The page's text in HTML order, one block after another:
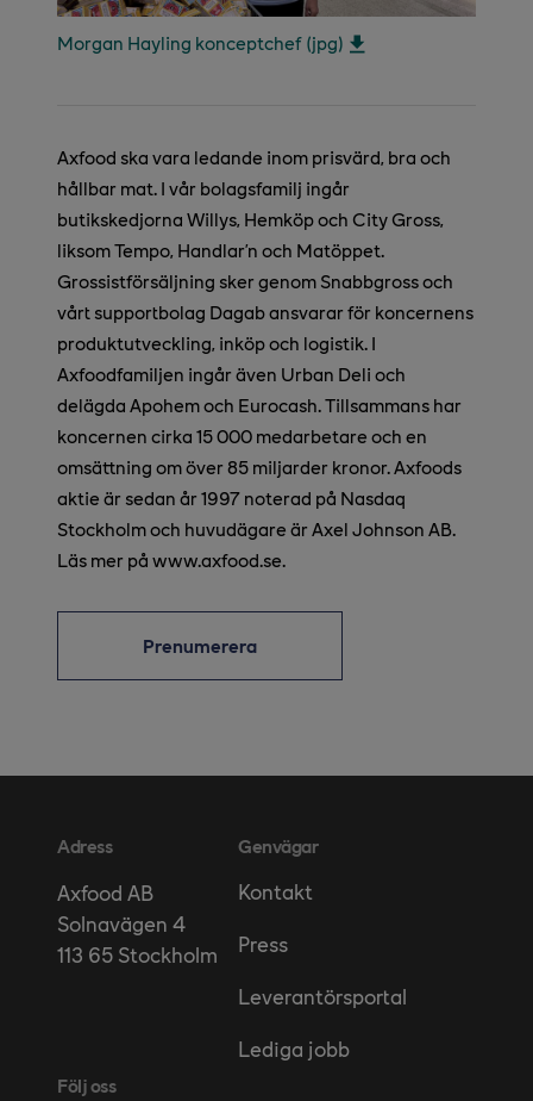
Morgan Hayling konceptchef (jpg)
Axfood ska vara ledande inom prisvärd, bra och
hållbar mat. I vår bolagsfamilj ingår
butikskedjorna Willys, Hemköp och City Gross,
liksom Tempo, Handlar’n och Matöppet.
Grossistförsäljning sker genom Snabbgross och
vårt supportbolag Dagab ansvarar för koncernens
produktutveckling, inköp och logistik. I
Axfoodfamiljen ingår även Urban Deli och
delägda Apohem och Eurocash. Tillsammans har
koncernen cirka 15 000 medarbetare och en
omsättning om över 85 miljarder kronor. Axfoods
aktie är sedan år 1997 noterad på Nasdaq
Stockholm och huvudägare är Axel Johnson AB.
Läs mer på www.axfood.se.
Prenumerera
Adress
Axfood AB
Solnavägen 4
113 65 Stockholm
Genvägar
Kontakt
Press
Leverantörsportal
Lediga jobb
Följ oss